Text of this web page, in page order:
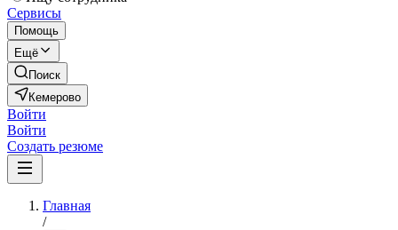
Сервисы
Помощь
Ещё
Поиск
Кемерово
Войти
Войти
Создать резюме
Главная
/